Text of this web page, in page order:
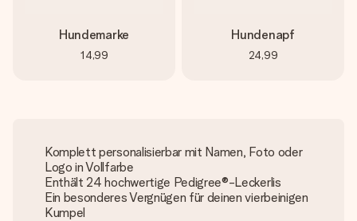
Hundemarke
14,99
Hundenapf
24,99
Komplett personalisierbar mit Namen, Foto oder
Logo in Vollfarbe
Enthält 24 hochwertige Pedigree®-Leckerlis
Ein besonderes Vergnügen für deinen vierbeinigen
Kumpel